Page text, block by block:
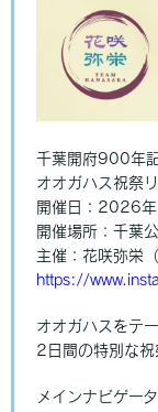
千葉開府900年
オオガハス祝祭
開催日：2026年
開催場所：千葉
主催：花咲弥栄
https://
オオガハスをテ
2日間の特別な祝
メインナビゲー